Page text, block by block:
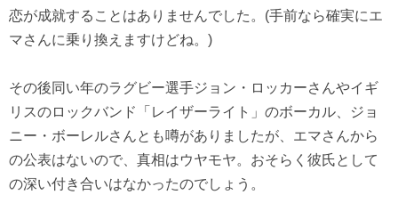
恋が成就することはありませんでした。(手前なら確実にエ
マさんに乗り換えますけどね。)
その後同い年のラグビー選手ジョン・ロッカーさんやイギ
リスのロックバンド「レイザーライト」のボーカル、ジョ
ニー・ボーレルさんとも噂がありましたが、エマさんから
の公表はないので、真相はウヤモヤ。おそらく彼氏として
の深い付き合いはなかったのでしょう。